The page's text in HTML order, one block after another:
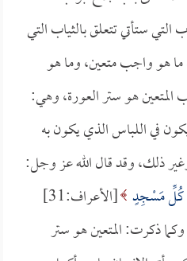
ستأتي تتعلق بالثياب التي
هو واجب متعين، وما هو
هو ستر العورة، وهي:
في اللباس الذي يكون به
ذلك، وقد قال الله عز وجل:
كُلِّ مَسْجِدٍ
[الأعراف:31]
ذكرت: المتعين هو ستر